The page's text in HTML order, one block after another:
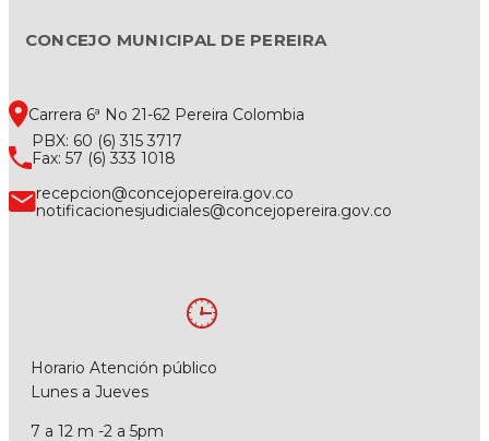
CONCEJO MUNICIPAL DE PEREIRA
Carrera 6ª No 21-62 Pereira Colombia
PBX: 60 (6) 315 3717
Fax: 57 (6) 333 1018
recepcion@concejopereira.gov.co
notificacionesjudiciales@concejopereira.gov.co
Horario Atención público
Lunes a Jueves
7 a 12 m -2 a 5pm